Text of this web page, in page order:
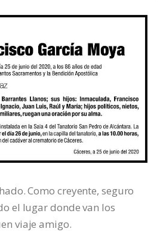
Como creyente, seguro
el lugar donde van los
viaje amigo.